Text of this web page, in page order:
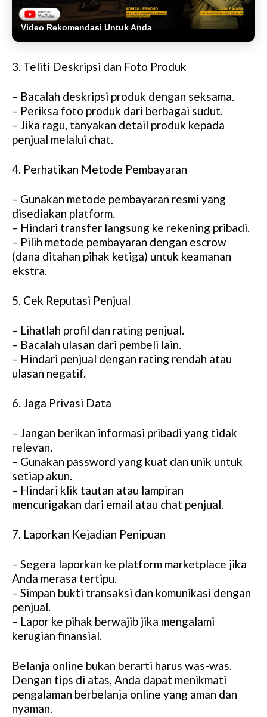
Video Rekomendasi Untuk Anda
3. Teliti Deskripsi dan Foto Produk
– Bacalah deskripsi produk dengan seksama.
– Periksa foto produk dari berbagai sudut.
– Jika ragu, tanyakan detail produk kepada
penjual melalui chat.
4. Perhatikan Metode Pembayaran
– Gunakan metode pembayaran resmi yang
disediakan platform.
– Hindari transfer langsung ke rekening pribadi.
– Pilih metode pembayaran dengan escrow
(dana ditahan pihak ketiga) untuk keamanan
ekstra.
5. Cek Reputasi Penjual
– Lihatlah profil dan rating penjual.
– Bacalah ulasan dari pembeli lain.
– Hindari penjual dengan rating rendah atau
ulasan negatif.
6. Jaga Privasi Data
– Jangan berikan informasi pribadi yang tidak
relevan.
– Gunakan password yang kuat dan unik untuk
setiap akun.
– Hindari klik tautan atau lampiran
mencurigakan dari email atau chat penjual.
7. Laporkan Kejadian Penipuan
– Segera laporkan ke platform marketplace jika
Anda merasa tertipu.
– Simpan bukti transaksi dan komunikasi dengan
penjual.
– Lapor ke pihak berwajib jika mengalami
kerugian finansial.
Belanja online bukan berarti harus was-was.
Dengan tips di atas, Anda dapat menikmati
pengalaman berbelanja online yang aman dan
nyaman.